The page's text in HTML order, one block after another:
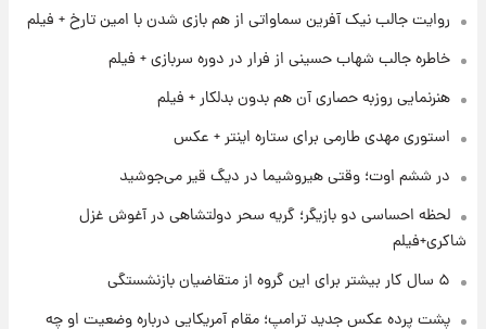
۱ روز پیش
شارژ جدید کالابرگ برای سه دهک؛ جزئیات اعلام
شد
شرایط تازه فروش اقساطی سایپا اعلام شد؛
شاهین، کوییک، اطلس، سهند و ساینا با اقساط
سیگنال‌های جدید برای بازار طلا؛ پیش‌بینی
قیمت سکه و طلا فردا
روایت جالب نیک آفرین سماواتی از هم بازی شدن با امین تارخ + فیلم
خاطره جالب شهاب حسینی از فرار در دوره سربازی + فیلم
هنرنمایی روزبه حصاری آن هم بدون بدلکار + فیلم
استوری مهدی طارمی برای ستاره اینتر + عکس
در ششم اوت؛ وقتی هیروشیما در دیگ قیر می‌جوشید
لحظه احساسی دو بازیگر؛ گریه سحر دولتشاهی در آغوش غزل
شاکری+فیلم
۵ سال کار بیشتر برای این گروه از متقاضیان بازنشستگی
پشت پرده عکس جدید ترامپ؛ مقام آمریکایی درباره وضعیت او چه